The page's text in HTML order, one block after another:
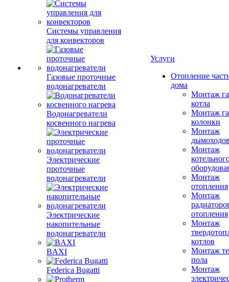
Системы управления
для конвекторов
Газовые проточные
водонагреватели
Водонагреватели
косвенного нагрева
Электрические
проточные
водонагреватели
Электрические
накопительные
водонагреватели
BAXI
Federica Bugatti
Услуги
Отопление
дома
Монтаж
котла
Монтаж
колонки
Монтаж
Монтаж
Монтаж
отопления
Монтаж
отопления
Монтаж
котлов
Монтаж
пола
Монтаж